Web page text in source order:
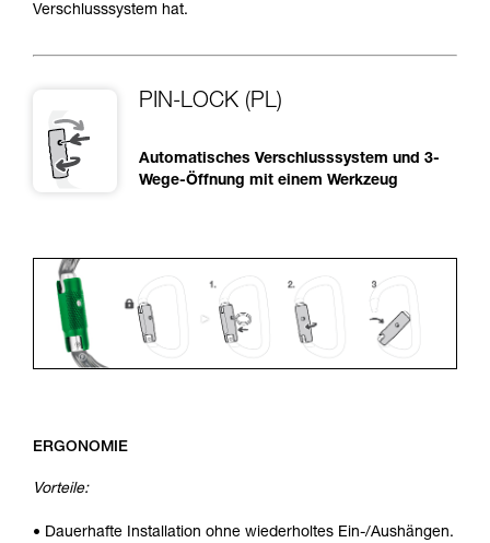
Verschlusssystem hat.
PIN-LOCK (PL)
Automatisches Verschlusssystem und 3-
Wege-Öffnung mit einem Werkzeug
ERGONOMIE
Vorteile:
• Dauerhafte Installation ohne wiederholtes Ein-/Aushängen.